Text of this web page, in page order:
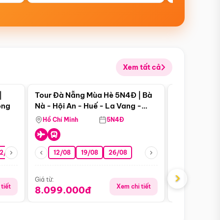
Xem tất cả
08 26/08 05/09 09/09 12/09
tiết
Điểm nổi bật
Tour Đà Nẵng Mùa Hè 5N4Đ | Bà
Nà - Hội An - Huế - La Vang -
Động Thiên Đường
Hồ Chí Minh 5N4Đ
12/08 19/08 26/08
Giá từ:
8.099.000đ Xem chi tiết
Giá từ:
›